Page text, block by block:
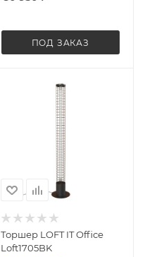
ПОД ЗАКАЗ
Торшер LOFT IT Office
Loft1705BK